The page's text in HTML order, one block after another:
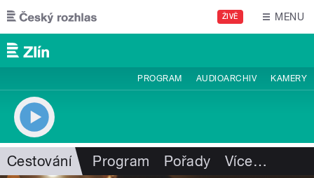
Přejít k hlavnímu obsahu
ŽIVĚ MENU
PROGRAM AUDIOARCHIV KAMERY
Cestování Program Pořady Více…